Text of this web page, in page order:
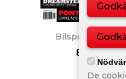
 Snabbvy
Bilsport Nr 19
80,00 kr
De